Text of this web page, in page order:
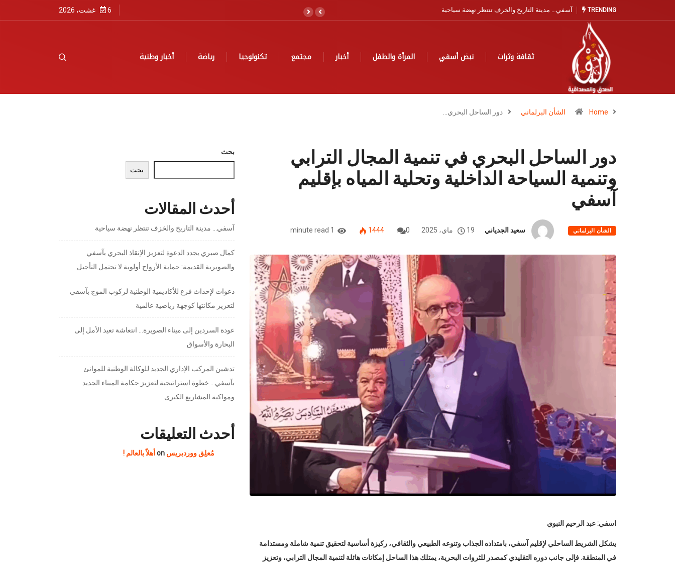
TRENDING
التاريخ والخزف تنتظر نهضة سياحية
كمال صبري يجدد الدعوة لتعزيز الإنقاذ البحري
بآسفي والصويرية القديمة: حماية الأرواح أولوية لا
6 غشت، 2026
ثقافة وثرات نبض أسفي المرأة والطفل أخبار مجتمع تكنولوجيا رياضة أخبار وطنية
Home الشأن البرلماني دور الساحل البحري…
دور الساحل البحري في تنمية المجال الترابي
وتنمية السياحة الداخلية وتحلية المياه بإقليم
آسفي
الشأن البرلماني سعيد الجدياني 19 ماي، 2025 0
1444
1 minute read
اسفي: عبد الرحيم النبوي
يشكل الشريط الساحلي لإقليم آسفي، بامتداده الجذاب وتنوعه الطبيعي والثقافي، ركيزة أساسية لتحقيق تنمية شاملة ومستدامة
في المنطقة. فإلى جانب دوره التقليدي كمصدر للثروات البحرية، يمتلك هذا الساحل إمكانات هائلة لتنمية المجال الترابي، وتعزيز
بحث
بحث
أحدث المقالات
آسفي… مدينة التاريخ والخزف تنتظر نهضة سياحية
كمال صبري يجدد الدعوة لتعزيز الإنقاذ البحري بآسفي
والصويرية القديمة: حماية الأرواح أولوية لا تحتمل التأجيل
دعوات لإحداث فرع للأكاديمية الوطنية لركوب الموج بآسفي
لتعزيز مكانتها كوجهة رياضية عالمية
عودة السردين إلى ميناء الصويرة… انتعاشة تعيد الأمل إلى
البحارة والأسواق
تدشين المركب الإداري الجديد للوكالة الوطنية للموانئ
بآسفي… خطوة استراتيجية لتعزيز حكامة الميناء الجديد
ومواكبة المشاريع الكبرى
أحدث التعليقات
مُعلِق ووردبريس أهلاً بالعالم !